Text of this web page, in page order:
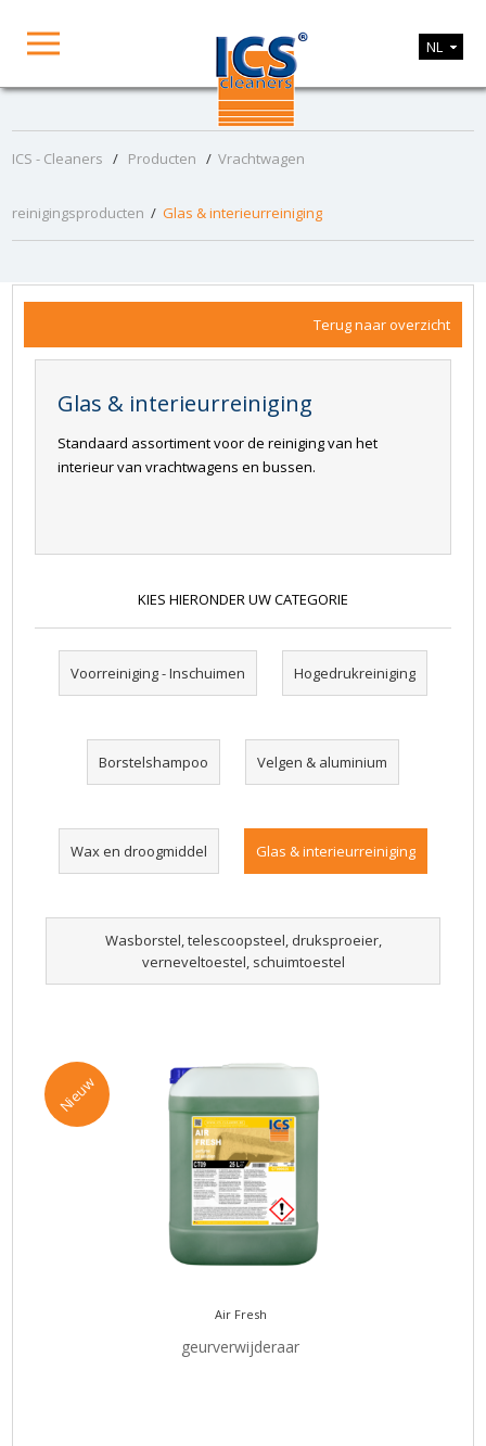
NL
ICS - Cleaners / Producten /Vrachtwagen
reinigingsproducten /Glas & interieurreiniging
Terug naar overzicht
Glas & interieurreiniging
Standaard assortiment voor de reiniging van het
interieur van vrachtwagens en bussen.
KIES HIERONDER UW CATEGORIE
Voorreiniging - Inschuimen Hogedrukreiniging
Borstelshampoo Velgen & aluminium
Wax en droogmiddel Glas & interieurreiniging
Wasborstel, telescoopsteel, druksproeier,
verneveltoestel, schuimtoestel
Nieuw
Air Fresh
geurverwijderaar